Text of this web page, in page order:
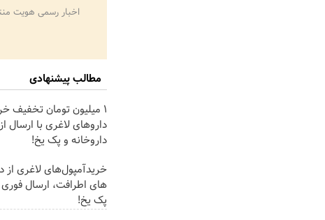
اخبار رسمی هویت
مطالب پیشنهادی
1 میلیون تومان تخفیف
داروهای لاغری با ارسال از
داروخانه و پک یخ!
خریدآمپول‌های لاغری از
های اطرافت، ارسال فوری
پک یخ!